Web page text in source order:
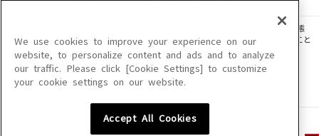
このサイトに掲載されている一切の文章・画像・写真・動画・音声等を、手段や形態
を問わず、著作権法の定める範囲を超えて無断で複製、転載、ファイル化などすること
を禁じます。
楽曲及びコンテンツは、機種によりご利用いただけない場合があります。
楽曲及びコンテンツの配信日、配信内容が変更になる場合があります。
We use cookies to improve your experience on our
website, to personalize content and ads and to analyze
our traffic. Please click [Cookie Settings] to customize
your cookie settings on our website.
Accept All Cookies